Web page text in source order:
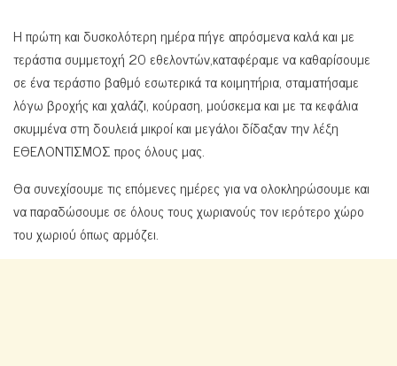
Η πρώτη και δυσκολότερη ημέρα πήγε απρόσμενα καλά και με
τεράστια συμμετοχή 20 εθελοντών,καταφέραμε να καθαρίσουμε
σε ένα τεράστιο βαθμό εσωτερικά τα κοιμητήρια, σταματήσαμε
λόγω βροχής και χαλάζι, κούραση, μούσκεμα και με τα κεφάλια
σκυμμένα στη δουλειά μικροί και μεγάλοι δίδαξαν την λέξη
ΕΘΕΛΟΝΤΙΣΜΟΣ προς όλους μας.
Θα συνεχίσουμε τις επόμενες ημέρες για να ολοκληρώσουμε και
να παραδώσουμε σε όλους τους χωριανούς τον ιερότερο χώρο
του χωριού όπως αρμόζει.